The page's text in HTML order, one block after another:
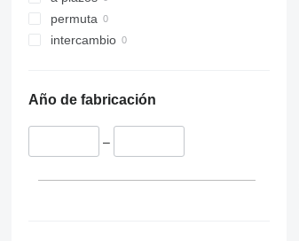
permuta
intercambio
Año de fabricación
–